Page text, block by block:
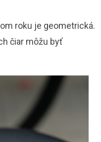
roku je geometrická.
čiar môžu byť